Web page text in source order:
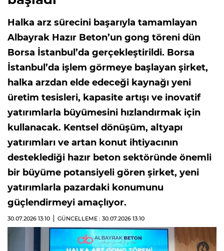
Halka arz sürecini başarıyla tamamlayan
Albayrak Hazır Beton’un gong töreni dün
Borsa İstanbul’da gerçekleştirildi. Borsa
İstanbul’da işlem görmeye başlayan şirket,
halka arzdan elde edeceği kaynağı yeni
üretim tesisleri, kapasite artışı ve inovatif
yatırımlarla büyümesini hızlandırmak için
kullanacak. Kentsel dönüşüm, altyapı
yatırımları ve artan konut ihtiyacının
desteklediği hazır beton sektöründe önemli
bir büyüme potansiyeli gören şirket, yeni
yatırımlarla pazardaki konumunu
güçlendirmeyi amaçlıyor.
30.07.2026 13:10 GÜNCELLEME : 30.07.2026 13:10